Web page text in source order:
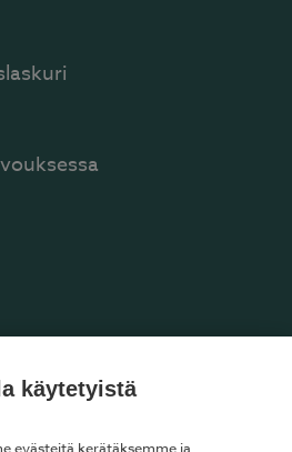
käytetyistä
evästeitä kerätäksemme ja